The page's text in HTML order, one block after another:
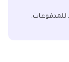
للمدفوعات.